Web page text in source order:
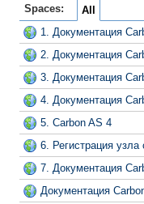
Spaces:
All
1. Документация
2. Документация
3. Документация
4. Документация
5. Carbon AS 4
6. Регистрация узла
7. Документация
Документация